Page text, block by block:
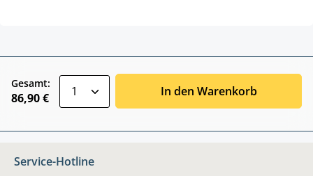
Gesamt:
86,90 € In den Warenkorb
Service-Hotline